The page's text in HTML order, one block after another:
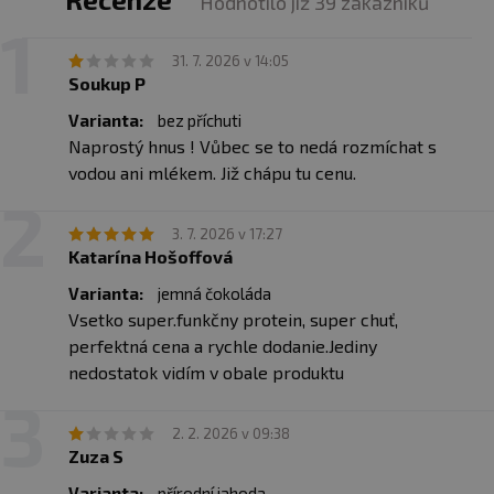
tučně zvýrazněny. Může obsahovat lepek, mléko a vejce.
31. 7. 2026 v 14:05
Soukup P
Varianta: bez příchuti
Naprostý hnus ! Vůbec se to nedá rozmíchat s
vodou ani mlékem. Již chápu tu cenu.
3. 7. 2026 v 17:27
Katarína Hošoffová
Varianta: jemná čokoláda
Vsetko super.funkčny protein, super chuť,
perfektná cena a rychle dodanie.Jediny
nedostatok vidím v obale produktu
2. 2. 2026 v 09:38
Zuza S